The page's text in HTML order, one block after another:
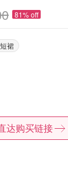
81% off
裙
达购买链接